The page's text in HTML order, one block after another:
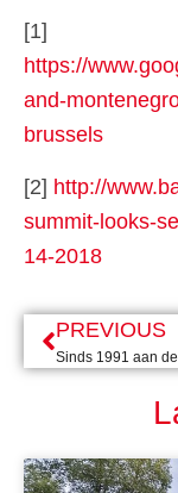
[1]
https://
and-
brussels
[2] http://
summit-looks-
14-2018
PREVIOUS